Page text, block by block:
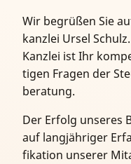
Wir begrüßen Sie
kanzlei Ursel
Kanzlei ist Ihr
tigen Fragen der
beratung.
Der Erfolg unseres
auf lang­jähriger
fi­ka­tion unserer